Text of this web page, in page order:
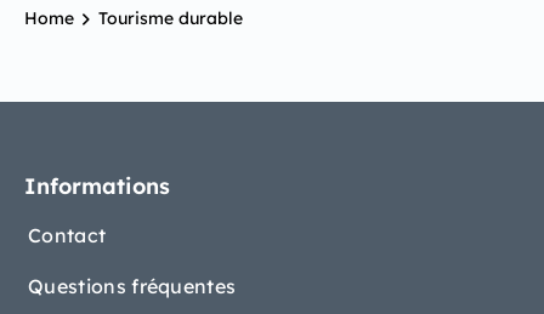
Home Tourisme durable
Informations
Contact
Questions fréquentes